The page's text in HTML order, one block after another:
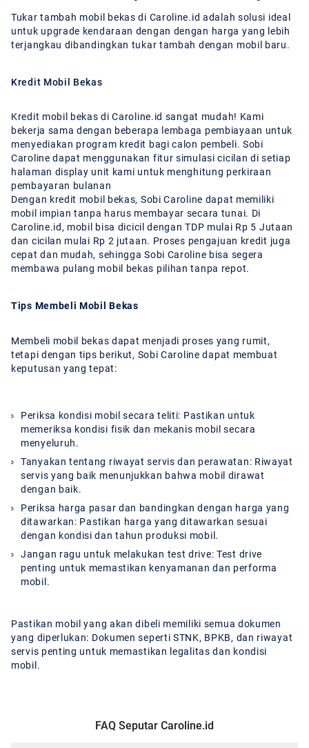
Tukar tambah mobil bekas di Caroline.id adalah solusi ideal
untuk upgrade kendaraan dengan dengan harga yang lebih
terjangkau dibandingkan tukar tambah dengan mobil baru.
Kredit Mobil Bekas
Kredit mobil bekas di Caroline.id sangat mudah! Kami
bekerja sama dengan beberapa lembaga pembiayaan untuk
menyediakan program kredit bagi calon pembeli. Sobi
Caroline dapat menggunakan fitur simulasi cicilan di setiap
halaman display unit kami untuk menghitung perkiraan
pembayaran bulanan
Dengan kredit mobil bekas, Sobi Caroline dapat memiliki
mobil impian tanpa harus membayar secara tunai. Di
Caroline.id, mobil bisa dicicil dengan TDP mulai Rp 5 Jutaan
dan cicilan mulai Rp 2 jutaan. Proses pengajuan kredit juga
cepat dan mudah, sehingga Sobi Caroline bisa segera
membawa pulang mobil bekas pilihan tanpa repot.
Tips Membeli Mobil Bekas
Membeli mobil bekas dapat menjadi proses yang rumit,
tetapi dengan tips berikut, Sobi Caroline dapat membuat
keputusan yang tepat:
Periksa kondisi mobil secara teliti: Pastikan untuk
memeriksa kondisi fisik dan mekanis mobil secara
menyeluruh.
Tanyakan tentang riwayat servis dan perawatan: Riwayat
servis yang baik menunjukkan bahwa mobil dirawat
dengan baik.
Periksa harga pasar dan bandingkan dengan harga yang
ditawarkan: Pastikan harga yang ditawarkan sesuai
dengan kondisi dan tahun produksi mobil.
Jangan ragu untuk melakukan test drive: Test drive
penting untuk memastikan kenyamanan dan performa
mobil.
Pastikan mobil yang akan dibeli memiliki semua dokumen
yang diperlukan: Dokumen seperti STNK, BPKB, dan riwayat
servis penting untuk memastikan legalitas dan kondisi
mobil.
FAQ Seputar Caroline.id